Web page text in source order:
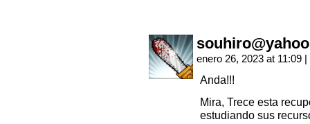
enero 26, 2023 at 11:09 |
Anda!!!
Mira, Trece esta
estudiando sus